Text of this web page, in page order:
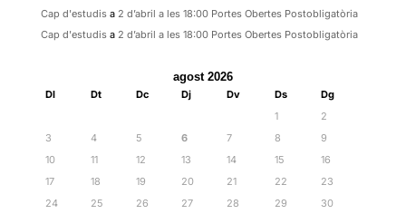
Cap d'estudisa 2 d’abril a les 18:00 Portes Obertes Postobligatòria
Cap d'estudisa 2 d’abril a les 18:00 Portes Obertes Postobligatòria
agost 2026
Dl Dt Dc Dj Dv Ds
Dg
1
2
3
4 5 6 7 8
9
10
11 12 13 14 15
16
17
18 19 20 21 22
23
24
25 26 27 28 29
30